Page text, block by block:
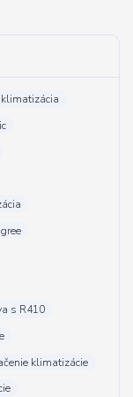
klimatizácia
s R410
klimatizácie